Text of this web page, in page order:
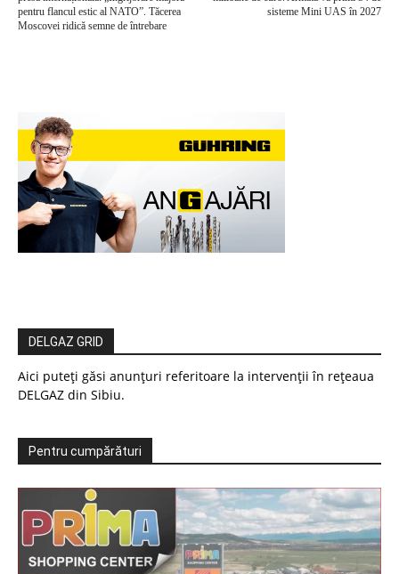
pentru flancul estic al NATO”. Tăcerea
Moscovei ridică semne de întrebare
sisteme Mini UAS în 2027
DELGAZ GRID
Aici puteți găsi anunțuri referitoare la intervenții în rețeaua
DELGAZ din Sibiu.
Pentru cumpărături